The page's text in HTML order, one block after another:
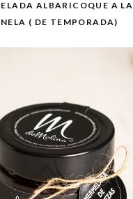
ALBARICOQUE A LA
( DE TEMPORADA)